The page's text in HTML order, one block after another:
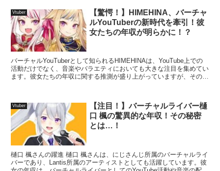
Vtuber
【驚愕！】HIMEHINA、バーチャ
ルYouTuberの新時代を牽引！彼
女たちの年収が明らかに！？
バーチャルYouTuberとして知られるHIMEHINAは、YouTube上での
活動だけでなく、音楽やバラエティにおいても大きな注目を集めてい
ます。彼女たちの年収に関する推測が盛り上がっていますが、その実
Vtuber
【注目！】バーチャルライバー樋
口 楓の驚異的な年収！その秘密
とは…！
樋口 楓さんの躍進 樋口 楓さんは、にじさんじ所属のバーチャルライ
バーであり、Lantis所属のアーティストとしても活躍しています。彼